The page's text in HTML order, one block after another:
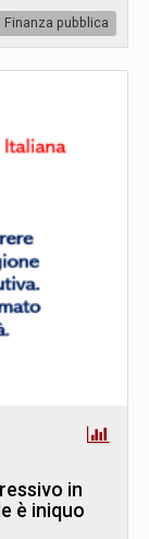
Finanza pubblica
in
è iniquo